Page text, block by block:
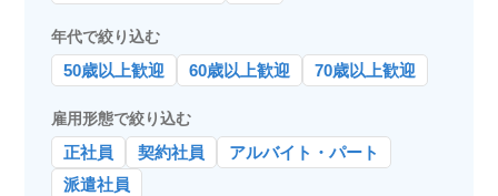
年代で絞り込む
50歳以上歓迎 60歳以上歓迎 70歳以上歓迎
雇用形態で絞り込む
正社員 契約社員
アルバイト・パート
派遣社員